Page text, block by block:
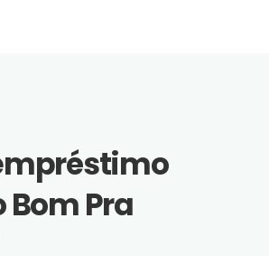
Bom Pra